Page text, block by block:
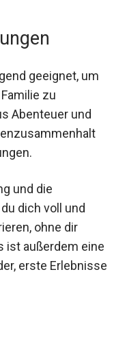
ist.
geeignet, um
zu
Abenteuer und
und die
dich voll und
ohne dir
ist außerdem
erste